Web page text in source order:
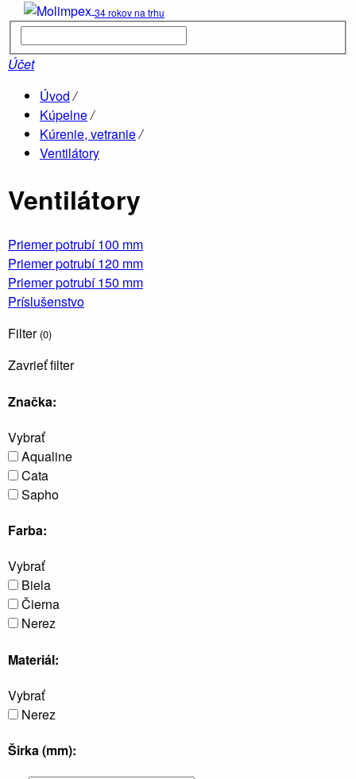
34 rokov na trhu
Účet
Úvod /
Kúpelne/
Kúrenie, vetranie/
Ventilátory
Ventilátory
Priemer potrubí 100 mm
Priemer potrubí 120 mm
Priemer potrubí 150 mm
Príslušenstvo
Filter (0)
Zavrieť filter
Značka:
Vybrať
Aqualine
Cata
Sapho
Farba:
Vybrať
Biela
Čierna
Nerez
Materiál:
Vybrať
Nerez
Širka (mm):